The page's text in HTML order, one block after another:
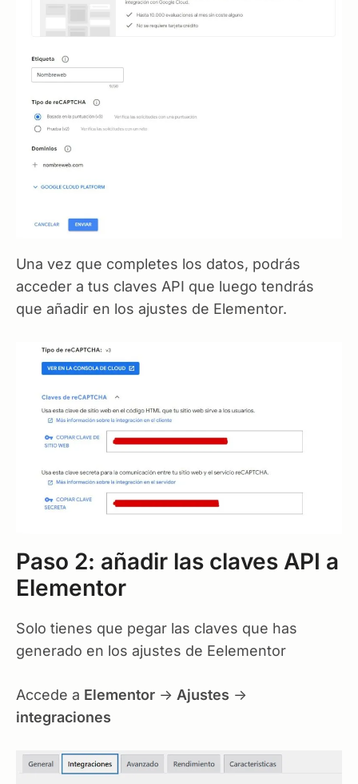
Una vez que completes los datos, podrás
acceder a tus claves API que luego tendrás
que añadir en los ajustes de Elementor.
Paso 2: añadir las claves API a
Elementor
Solo tienes que pegar las claves que has
generado en los ajustes de Eelementor
Accede a Elementor -> Ajustes ->
integraciones